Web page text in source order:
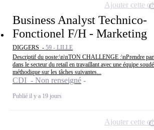
Business Analyst Technico-
Fonctionel F/H - Marketing
DIGGERS - 59 - LILLE
Descriptif du poste:\n\nTON CHALLENGE :\nPrendre
dans le secteur du retail en travaillant avec une équipe
méthodique sur les tâches suivantes...
CDI - Non renseigné
Publié il y a 19 jours
Ajouter cette
Ajouter cette